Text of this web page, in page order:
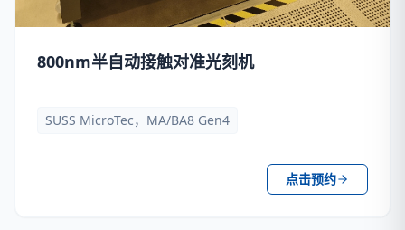
800nm半自动接触对准光刻机
SUSS MicroTec，MA/BA8 Gen4
点击预约